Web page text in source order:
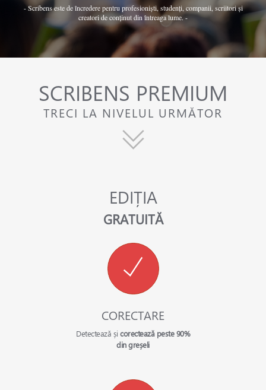
- Scribens este de încredere pentru profesioniști, studenți, companii, scriitori și
creatori de conținut din întreaga lume. -
SCRIBENS PREMIUM
TRECI LA NIVELUL URMĂTOR
EDIȚIA
GRATUITĂ
CORECTARE
Detectează și corectează peste 90%
din greșeli